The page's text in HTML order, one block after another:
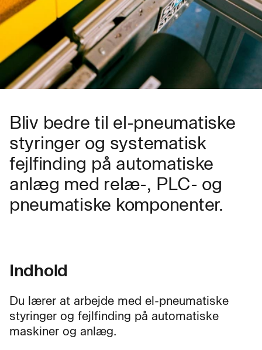
Bliv bedre til el-pneumatiske
styringer og systematisk
fejlfinding på automatiske
anlæg med relæ-, PLC- og
pneumatiske komponenter.
Indhold
Du lærer at arbejde med el-pneumatiske
styringer og fejlfinding på automatiske
maskiner og anlæg.